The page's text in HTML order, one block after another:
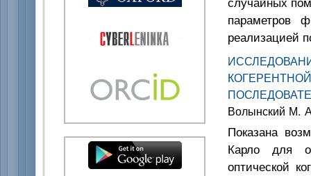
параметров
реализацией
Волынский М.
Показана
Карло для
оптической